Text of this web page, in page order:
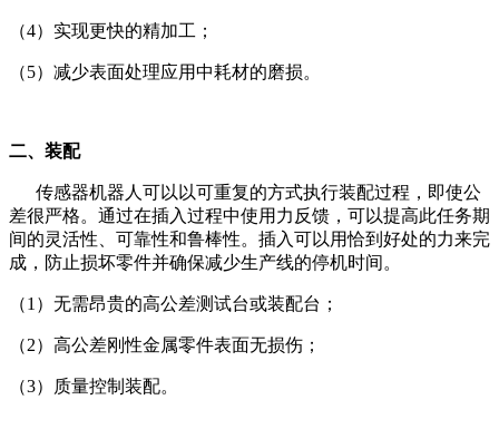
（4）实现更快的精加工；
（5）减少表面处理应用中耗材的磨损。
二、装配
传感器机器人可以以可重复的方式执行装配过程，即使公
差很严格。通过在插入过程中使用力反馈，可以提高此任务期
间的灵活性、可靠性和鲁棒性。插入可以用恰到好处的力来完
成，防止损坏零件并确保减少生产线的停机时间。
（1）无需昂贵的高公差测试台或装配台；
（2）高公差刚性金属零件表面无损伤；
（3）质量控制装配。